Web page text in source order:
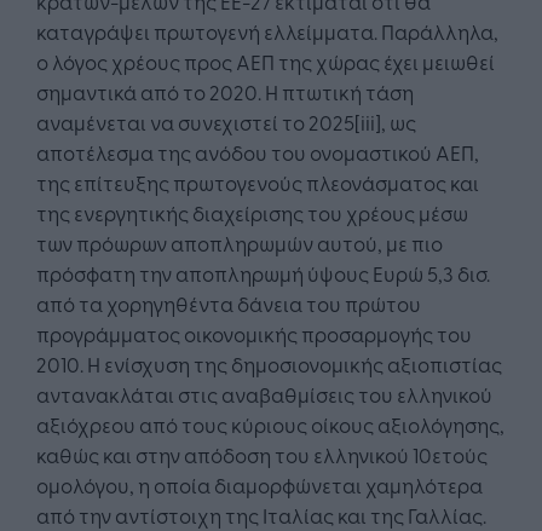
καταγράψει πρωτογενή ελλείμματα. Παράλληλα,
ο λόγος χρέους προς ΑΕΠ της χώρας έχει μειωθεί
σημαντικά από το 2020. Η πτωτική τάση
αναμένεται να συνεχιστεί το 2025[iii], ως
αποτέλεσμα της ανόδου του ονομαστικού ΑΕΠ,
της επίτευξης πρωτογενούς πλεονάσματος και
της ενεργητικής διαχείρισης του χρέους μέσω
των πρόωρων αποπληρωμών αυτού, με πιο
πρόσφατη την αποπληρωμή ύψους Ευρώ 5,3 δισ.
από τα χορηγηθέντα δάνεια του πρώτου
προγράμματος οικονομικής προσαρμογής του
2010. Η ενίσχυση της δημοσιονομικής αξιοπιστίας
αντανακλάται στις αναβαθμίσεις του ελληνικού
αξιόχρεου από τους κύριους οίκους αξιολόγησης,
καθώς και στην απόδοση του ελληνικού 10ετούς
ομολόγου, η οποία διαμορφώνεται χαμηλότερα
από την αντίστοιχη της Ιταλίας και της Γαλλίας.